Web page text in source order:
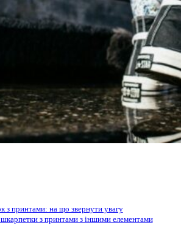
з принтами: на що звернути увагу
з принтами з іншими елементами